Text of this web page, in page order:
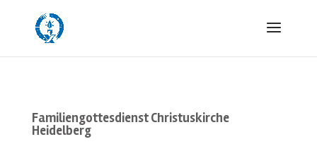
Familiengottesdienst Christuskirche
Heidelberg